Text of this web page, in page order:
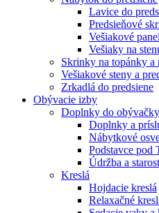
Lavice do
Predsieňové
Vešiakové
Vešiaky na
Skrinky na topánky a
Vešiakové steny a
Zrkadlá do predsiene
Obývacie izby
Doplnky do obývačky
Doplnky a
Nábytkové
Podstavce pod
Údržba a
Kreslá
Hojdacie kreslá
Relaxačné